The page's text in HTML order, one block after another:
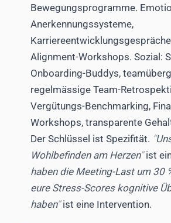
Bewegungsprogramme.
Anerkennungssysteme,
Alignment-Workshops. Sozial:
Onboarding-Buddys,
regelmässige Team-
Vergütungs-Benchmarking,
Workshops, transparente
Der Schlüssel ist Spezifität.
Wohlbefinden am Herzen ist
haben die Meeting-Last um 30
eure Stress-Scores kognitive
haben ist eine Intervention.